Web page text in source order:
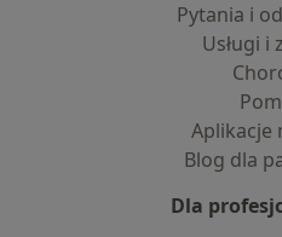
Pytania i
Usługi i
Aplikacje
Blog dla
Dla